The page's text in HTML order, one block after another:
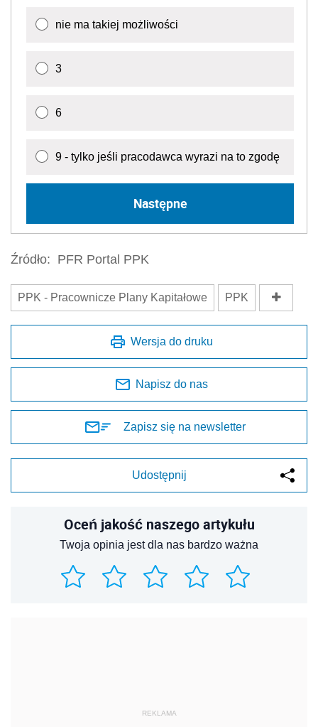
nie ma takiej możliwości
3
6
9 - tylko jeśli pracodawca wyrazi na to zgodę
Następne
Źródło: PFR Portal PPK
PPK - Pracownicze Plany Kapitałowe PPK
Wersja do druku
Napisz do nas
Zapisz się na newsletter
Udostępnij
Oceń jakość naszego artykułu
Twoja opinia jest dla nas bardzo ważna
REKLAMA